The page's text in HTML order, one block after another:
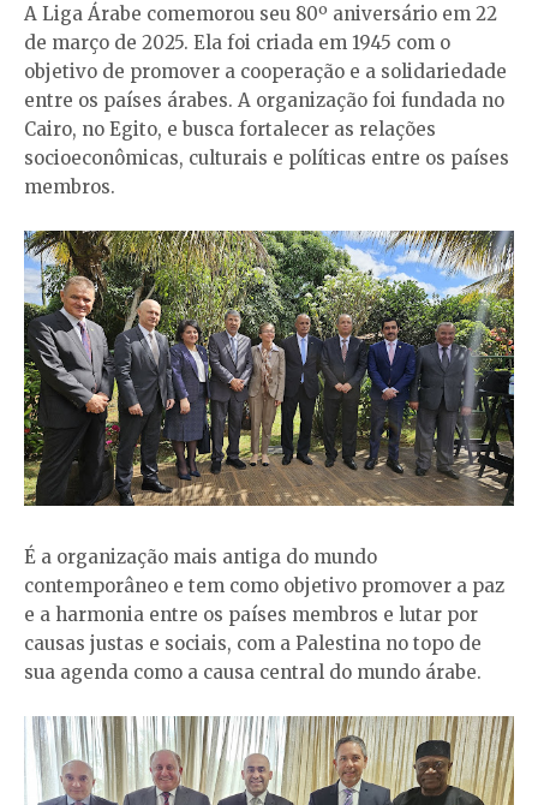
A Liga Árabe comemorou seu 80º aniversário em 22
de março de 2025. Ela foi criada em 1945 com o
objetivo de promover a cooperação e a solidariedade
entre os países árabes. A organização foi fundada no
Cairo, no Egito, e busca fortalecer as relações
socioeconômicas, culturais e políticas entre os países
membros.
É a organização mais antiga do mundo
contemporâneo e tem como objetivo promover a paz
e a harmonia entre os países membros e lutar por
causas justas e sociais, com a Palestina no topo de
sua agenda como a causa central do mundo árabe.